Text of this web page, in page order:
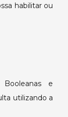
habilitar ou
e
utilizando a